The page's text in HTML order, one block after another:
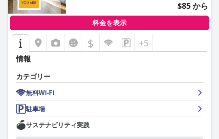
アパートメントの寝具は特に賞賛を集めており、多くのゲストが
安らかな眠りを保証する非常に快適なベッドに注目しています。
居心地の良い快適さと高い水準の見事な組み合わせにより、睡眠
体験は一流ホテルのようです。
豪華でありながら手頃な価格のRiga Lux Apartments - Skolasは、
高級コンドミニアム体験を提供します。ゲストは、最高のケア、
豪華な家具、そして全体的な快適さに感謝しており、リガで最高
の宿泊施設の1つと考えています。明るくモダンなアパートメン
トは機能的であるだけでなく、美的にも美しく、最終的には旅行
$85 から
料金を表示
$ +5
情報
カテゴリー
無料Wi-Fi
駐車場
サステナビリティ実践